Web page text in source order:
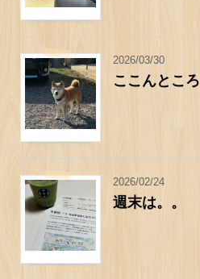
2026/03/30
ここんところ
2026/02/24
週末は。。